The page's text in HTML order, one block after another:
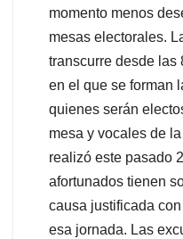
momento menos
mesas electorales.
transcurre desde las
en el que se forman
quienes serán
mesa y vocales de
realizó este pasado
afortunados tienen
causa justificada
esa jornada. Las